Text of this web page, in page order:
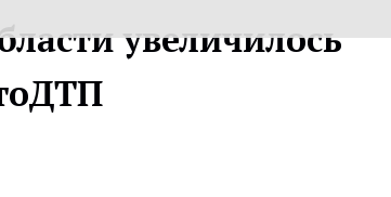
увеличилось